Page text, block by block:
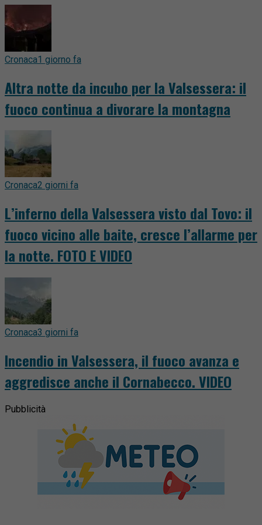
Cronaca1 giorno fa
Altra notte da incubo per la Valsessera: il
fuoco continua a divorare la montagna
Cronaca2 giorni fa
L’inferno della Valsessera visto dal Tovo: il
fuoco vicino alle baite, cresce l’allarme per
la notte. FOTO E VIDEO
Cronaca3 giorni fa
Incendio in Valsessera, il fuoco avanza e
aggredisce anche il Cornabecco. VIDEO
Pubblicità